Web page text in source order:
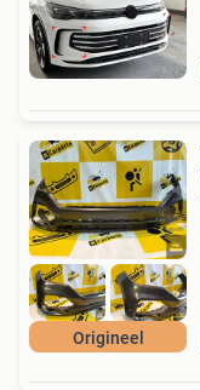
Origineel